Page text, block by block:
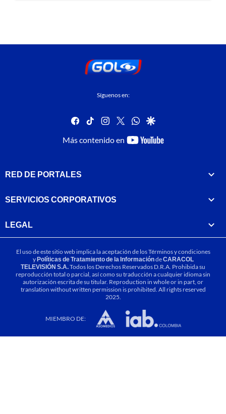
Síguenos en:
facebook
tiktok instagram
twitterwhatsapp
google
Más contenido en
youtube-
RED DE PORTALES
SERVICIOS CORPORATIVOS
LEGAL
El uso de este sitio web implica la aceptación de losTérminos y condiciones
yPolíticas de Tratamiento de la InformacióndeCARACOL
TELEVISIÓN S.A.Todos los Derechos Reservados D.R.A. Prohibida su
reproducción total o parcial, así como su traducción a cualquier idioma sin
autorización escrita de su titular. Reproduction in whole or in part, or
translation without written permission is prohibited. All rights reserved
2025.
MIEMBRO DE: